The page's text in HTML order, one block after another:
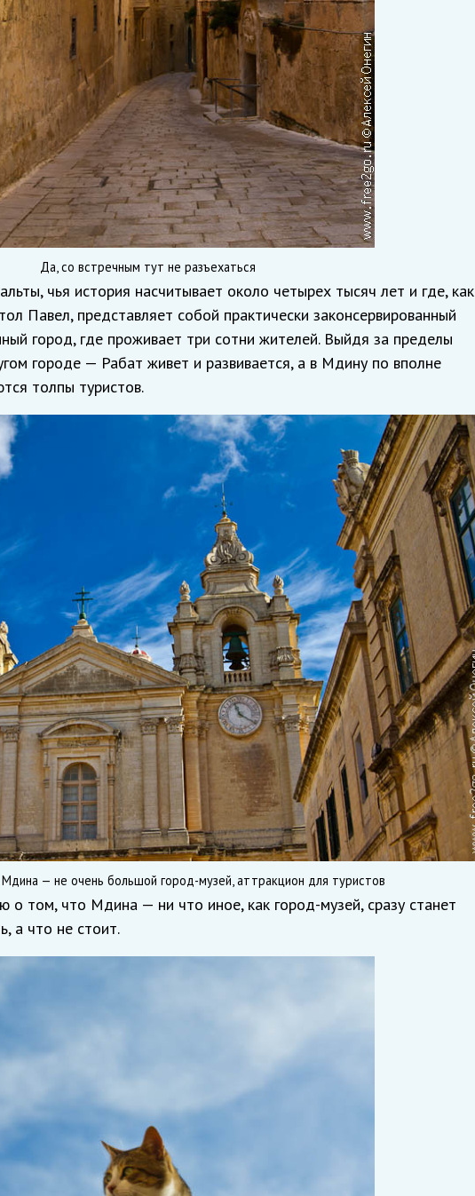
Да, со встречным тут не разъехаться
чья история насчитывает около четырех тысяч лет и где, как
Павел, представляет собой практически законсервированный
город, где проживает три сотни жителей. Выйдя за пределы
городе — Рабат живет и развивается, а в Мдину по вполне
толпы туристов.
Мдина — не очень большой город-музей, аттракцион для туристов
о том, что Мдина — ни что иное, как город-музей, сразу станет
а что не стоит.